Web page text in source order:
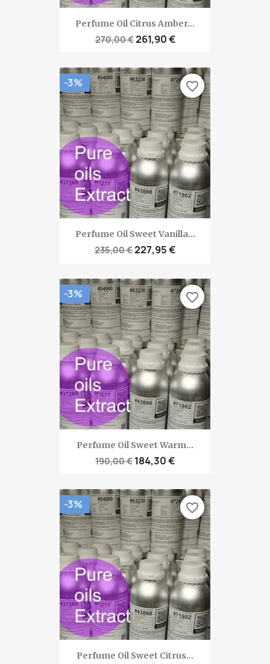
Perfume Oil Citrus Amber...
270,00 €261,90 €
Perfume Oil Sweet Vanilla...
235,00 €227,95 €
-3% favorite_border
Perfume Oil Sweet Warm...
190,00 € 184,30 €
-3% favorite_border
Perfume Oil Sweet Citrus...
-3% favorite_border